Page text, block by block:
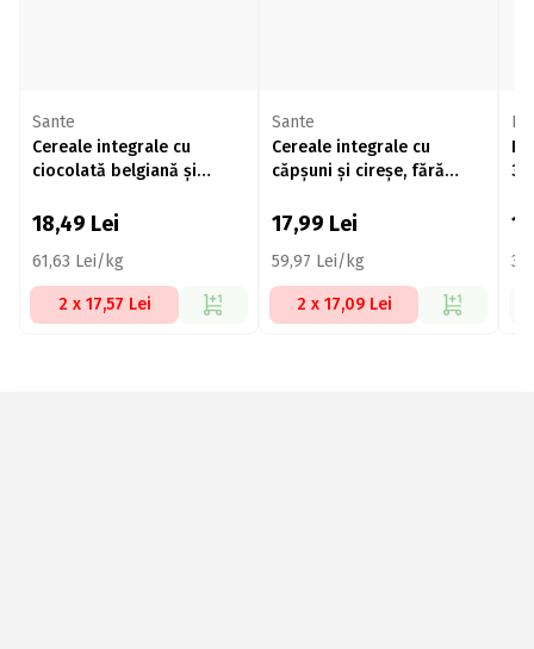
Sante
Cereale integrale cu
ciocolată belgiană și
18,49 Lei
61,63 Lei/kg
2 x 17,57 Lei
Sante
Cereale integrale cu
căpșuni și cireșe, fără
17,99 Lei
59,97 Lei/kg
2 x 17,09 Lei